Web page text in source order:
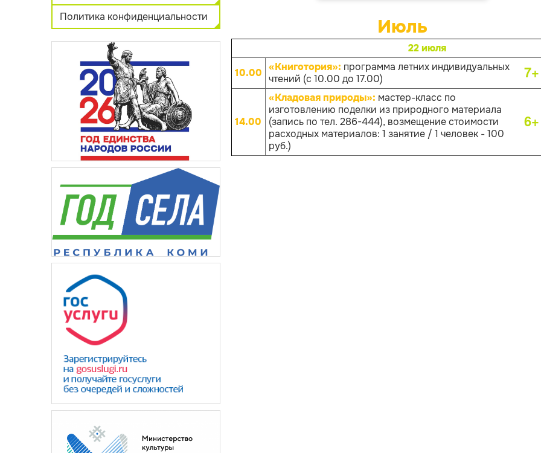
Политика конфиденциальности
Июль
22 июля
10.00 «Книготория»: программа летних индивидуальных
чтений (с 10.00 до 17.00)
7+
14.00
«Кладовая природы»: мастер-класс по
изготовлению поделки из природного материала
(запись по тел. 286-444), возмещение стоимости
расходных материалов: 1 занятие / 1 человек - 100
руб.)
6+